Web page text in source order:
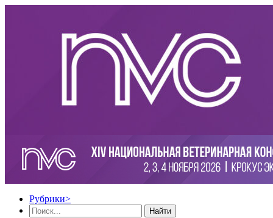
Рубрики>
Найти